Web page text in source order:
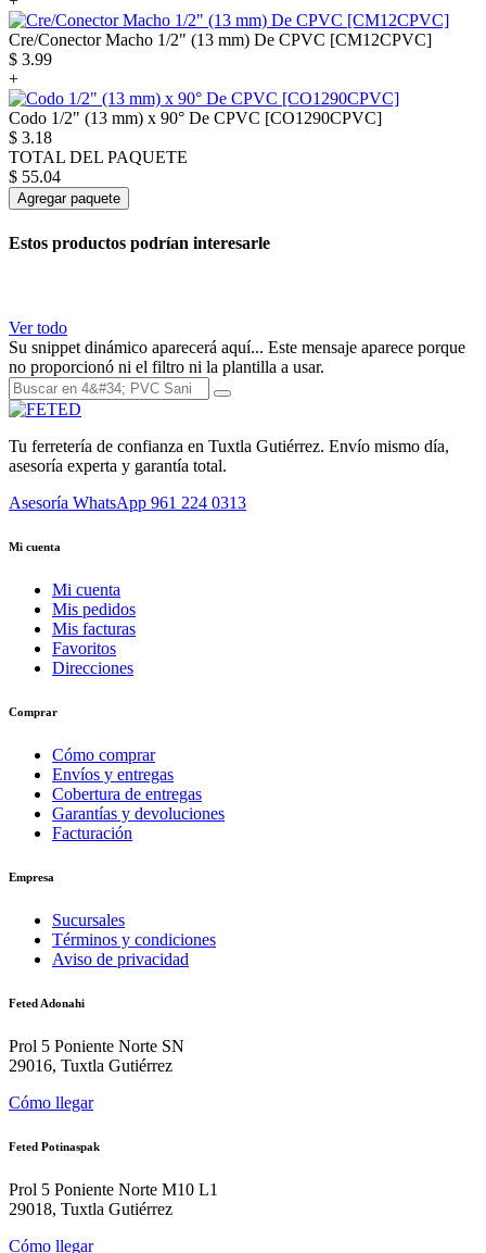
Cre/Conector Macho 1/2" (13 mm) De CPVC [CM12CPVC]
$ 3.99
+
Codo 1/2" (13 mm) x 90° De CPVC [CO1290CPVC]
$ 3.18
TOTAL DEL PAQUETE
$ 55.04
Agregar paquete
Estos productos podrían interesarle
Ver todo
Su snippet dinámico aparecerá aquí... Este mensaje aparece porque
no proporcionó ni el filtro ni la plantilla a usar.
Tu ferretería de confianza en Tuxtla Gutiérrez. Envío mismo día,
asesoría experta y garantía total.
Asesoría WhatsApp 961 224 0313
Mi cuenta
Mi cuenta
Mis pedidos
Mis facturas
Favoritos
Direcciones
Comprar
Cómo comprar
Envíos y entregas
Cobertura de entregas
Garantías y devoluciones
Facturación
Empresa
Sucursales
Términos y condiciones
Aviso de privacidad
Feted Adonahi
Prol 5 Poniente Norte SN
29016, Tuxtla Gutiérrez
Cómo llegar
Feted Potinaspak
Prol 5 Poniente Norte M10 L1
29018, Tuxtla Gutiérrez
Cómo llegar